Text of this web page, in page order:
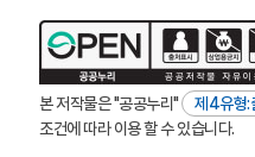
본 저작물은 "공공누리"
제4유형:
조건에 따라 이용 할 수 있습니다.